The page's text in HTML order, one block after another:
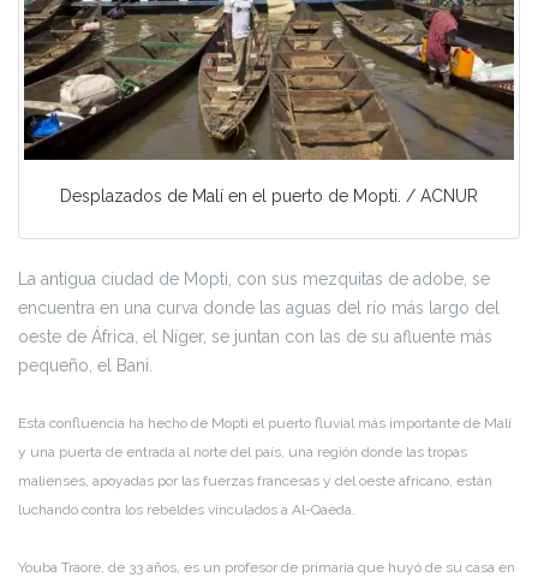
Desplazados de Malí en el puerto de Mopti. / ACNUR
La antigua ciudad de Mopti, con sus mezquitas de adobe, se
encuentra en una curva donde las aguas del río más largo del
oeste de África, el Níger, se juntan con las de su afluente más
pequeño, el Bani.
Esta confluencia ha hecho de Mopti el puerto fluvial más importante de Malí
y una puerta de entrada al norte del país, una región donde las tropas
malienses, apoyadas por las fuerzas francesas y del oeste africano, están
luchando contra los rebeldes vinculados a Al-Qaeda.
Youba Traore, de 33 años, es un profesor de primaria que huyó de su casa en